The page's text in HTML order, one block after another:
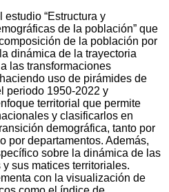
estudio “Estructura y
de la población” que
de la población por
dinámica de la trayectoria
las transformaciones
uso de pirámides de
periodo 1950-2022 y
territorial que permite
y clasificarlos en
demográfica, tanto por
por departamentos. Además,
sobre la dinámica de las
sus matices territoriales.
con la visualización de